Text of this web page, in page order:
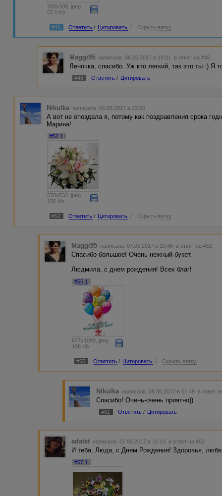
700x509, jpeg
57.0 Kb
#46 Ответить / Цитировать / Скрыть ветку
Maggi95 написала 06.05.2017 в 19:01 в ответ на #46
Леночка, спасибо. Уж кто легкий, так это ты :) Я
#48 Ответить / Цитировать
Nikulka написала 06.05.2017 в 23:20
А вот не опоздала я, потому как поздравления срока
Марина!
#52.1
570x532, jpeg
156 Kb
#52 Ответить / Цитировать / Скрыть ветку
Maggi95 написала 07.05.2017 в 10:46 в ответ на #52
Спасибо большое! Очень нежный букет.
Людмила, с днем рождения! Всех благ!
#55.1
677x1080, jpeg
106 Kb
#55 Ответить / Цитировать / Скрыть ветку
Nikulka написала 08.05.2017 в 01:49 в ответ
Спасибо! Очень-очень приятно))
#61 Ответить / Цитировать
adatxt написала 07.05.2017 в 16:13 в ответ на #52
И тебя, Люда, с Днем Рождения! Здоровья,
#57.1